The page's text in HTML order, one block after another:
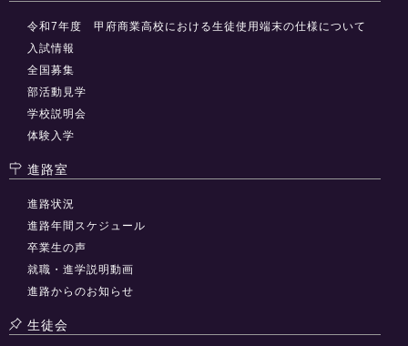
令和7年度 甲府商業高校における生徒使用端末の仕様について
入試情報
全国募集
部活動見学
学校説明会
体験入学
進路室
進路状況
進路年間スケジュール
卒業生の声
就職・進学説明動画
進路からのお知らせ
生徒会